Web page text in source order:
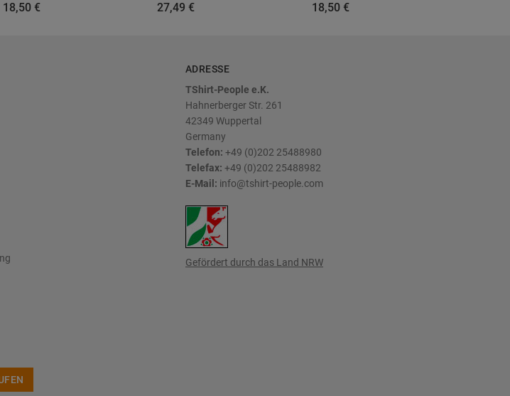
18,50 € 27,49 € 18,50 €
ADRESSE
TShirt-People e.K.
Hahnerberger Str. 261
42349 Wuppertal
Germany
Telefon: +49 (0)202 25488980
Telefax: +49 (0)202 25488982
E-Mail: info@tshirt-people.com
Gefördert durch das Land NRW